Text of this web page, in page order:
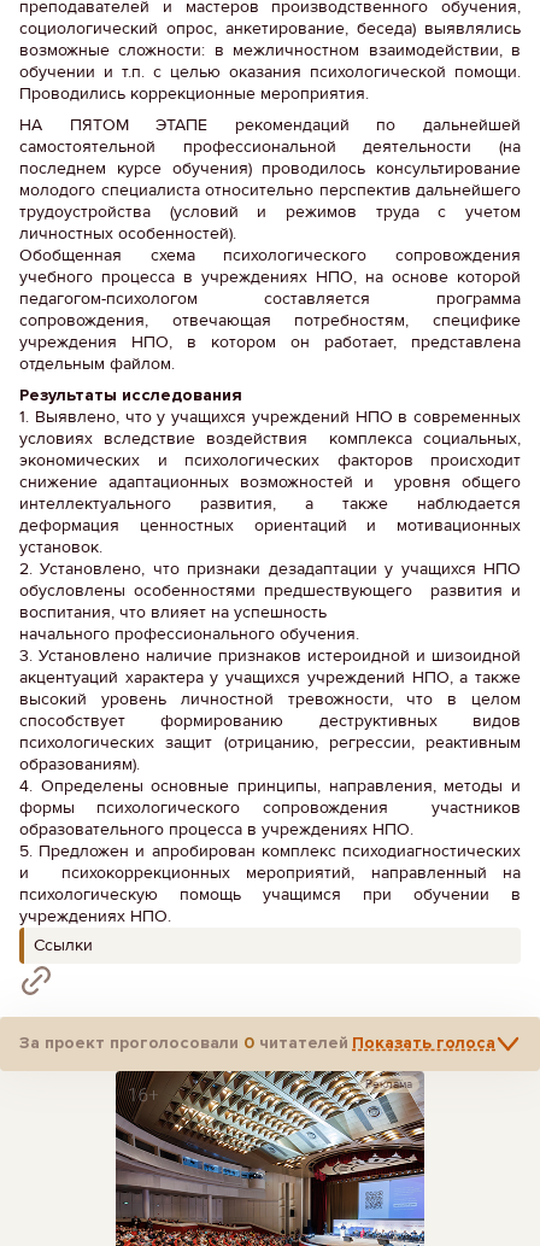
преподавателей и мастеров производственного обучения,
социологический опрос, анкетирование, беседа) выявлялись
возможные сложности: в межличностном взаимодействии, в
обучении и т.п. с целью оказания психологической помощи.
Проводились коррекционные мероприятия.
НА ПЯТОМ ЭТАПЕ рекомендаций по дальнейшей
самостоятельной профессиональной деятельности (на
последнем курсе обучения) проводилось консультирование
молодого специалиста относительно перспектив дальнейшего
трудоустройства (условий и режимов труда с учетом
личностных особенностей).
Обобщенная схема психологического сопровождения
учебного процесса в учреждениях НПО, на основе которой
педагогом-психологом составляется программа
сопровождения, отвечающая потребностям, специфике
учреждения НПО, в котором он работает, представлена
отдельным файлом.
Результаты исследования
1. Выявлено, что у учащихся учреждений НПО в современных
условиях вследствие воздействия комплекса социальных,
экономических и психологических факторов происходит
снижение адаптационных возможностей и уровня общего
интеллектуального развития, а также наблюдается
деформация ценностных ориентаций и мотивационных
установок.
2. Установлено, что признаки дезадаптации у учащихся НПО
обусловлены особенностями предшествующего развития и
воспитания, что влияет на успешность
начального профессионального обучения.
3. Установлено наличие признаков истероидной и шизоидной
акцентуаций характера у учащихся учреждений НПО, а также
высокий уровень личностной тревожности, что в целом
способствует формированию деструктивных видов
психологических защит (отрицанию, регрессии, реактивным
образованиям).
4. Определены основные принципы, направления, методы и
формы психологического сопровождения участников
образовательного процесса в учреждениях НПО.
5. Предложен и апробирован комплекс психодиагностических
и психокоррекционных мероприятий, направленный на
психологическую помощь учащимся при обучении в
учреждениях НПО.
Ссылки
За проект проголосовали 0 читателей Показать голоса
Реклама